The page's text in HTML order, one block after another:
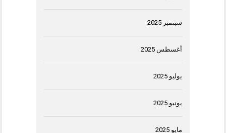
سبتمبر 2025
أغسطس 2025
يوليو 2025
يونيو 2025
مايو 2025